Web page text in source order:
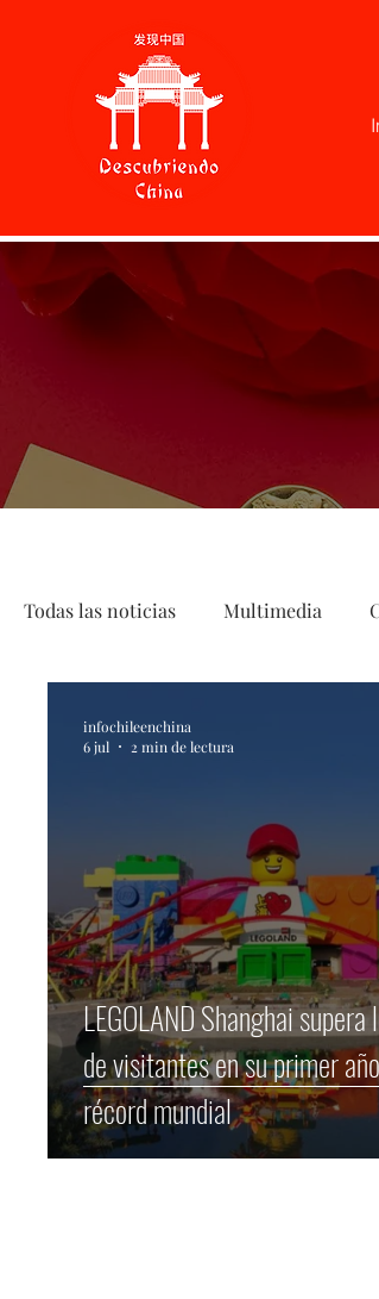
Todas las noticias Multimedia
LEGOLAND Shanghai supera
de visitantes en su primer
récord mundial
infochileenchina
6 jul
2 min de lectura